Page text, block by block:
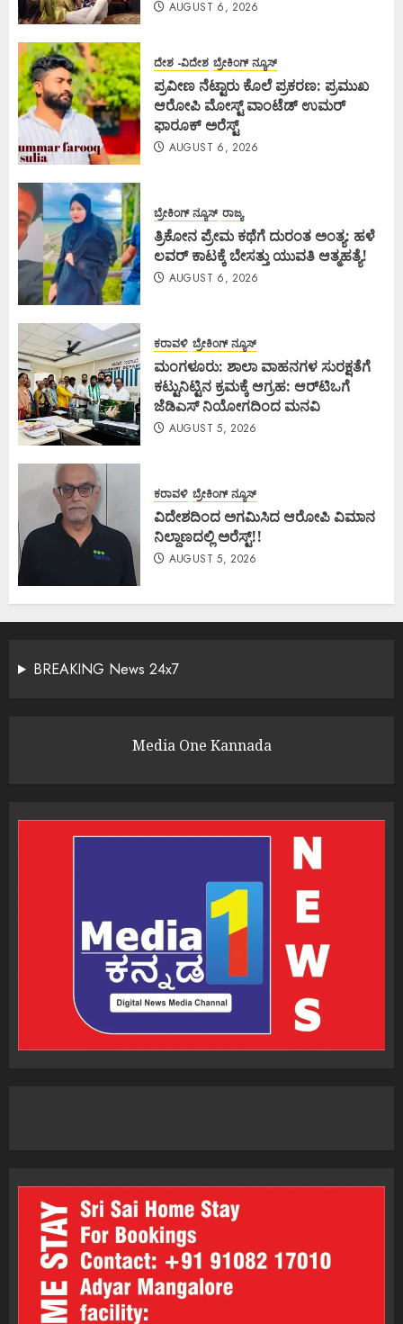
AUGUST 6, 2026
ದೇಶ -ವಿದೇಶ ಬ್ರೇಕಿಂಗ್ ನ್ಯೂಸ್
ಪ್ರವೀಣ ನೆಟ್ಟಾರು ಕೊಲೆ ಪ್ರಕರಣ: ಪ್ರಮುಖ
ಆರೋಪಿ ಮೋಸ್ಟ್ ವಾಂಟೆಡ್ ಉಮರ್
ಫಾರೂಕ್ ಅರೆಸ್ಟ್
AUGUST 6, 2026
ಬ್ರೇಕಿಂಗ್ ನ್ಯೂಸ್ ರಾಜ್ಯ
ತ್ರಿಕೋನ ಪ್ರೇಮ ಕಥೆಗೆ ದುರಂತ ಅಂತ್ಯ: ಹಳೆ
ಲವರ್ ಕಾಟಕ್ಕೆ ಬೇಸತ್ತು ಯುವತಿ ಆತ್ಮಹತ್ಯೆ!
AUGUST 6, 2026
ಕರಾವಳಿ ಬ್ರೇಕಿಂಗ್ ನ್ಯೂಸ್
ಮಂಗಳೂರು: ಶಾಲಾ ವಾಹನಗಳ ಸುರಕ್ಷತೆಗೆ
ಕಟ್ಟುನಿಟ್ಟಿನ ಕ್ರಮಕ್ಕೆ ಆಗ್ರಹ: ಆರ್‌ಟಿಒಗೆ
ಜೆಡಿಎಸ್ ನಿಯೋಗದಿಂದ ಮನವಿ
AUGUST 5, 2026
ಕರಾವಳಿ ಬ್ರೇಕಿಂಗ್ ನ್ಯೂಸ್
ವಿದೇಶದಿಂದ ಅಗಮಿಸಿದ ಆರೋಪಿ ವಿಮಾನ
ನಿಲ್ದಾಣದಲ್ಲಿ ಅರೆಸ್ಟ್‌!!
AUGUST 5, 2026
BREAKING News 24x7
Media One Kannada